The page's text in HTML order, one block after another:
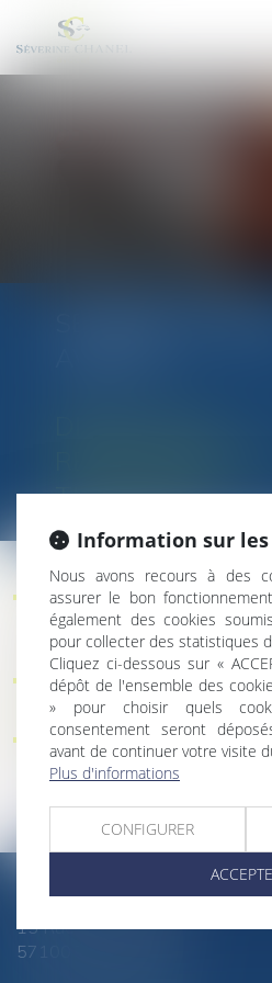
THIONVILLE
Assistance aux
amiables, référés
expertise en matière de
La responsabilité
voisinage,
Chiffrage dommages et
et victime de dommages.
SÉVERINE CHANEL
15 Rue du Luxembourg
57100 THIONVILLE
Information sur les
Nous avons recours à des
assurer le bon
également des cookies
pour collecter des statistiques
Cliquez ci-dessous sur «
dépôt de l'ensemble des
» pour choisir quels
consentement seront
avant de continuer votre visite
Plus d'informations
CONFIGURER